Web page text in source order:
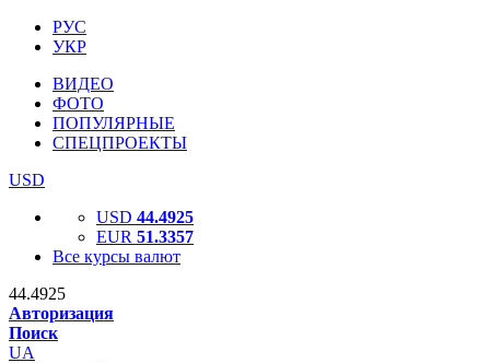
РУС
УКР
ВИДЕО
ФОТО
ПОПУЛЯРНЫЕ
СПЕЦПРОЕКТЫ
USD
USD 44.4925
EUR 51.3357
Все курсы валют
44.4925
Авторизация
Поиск
UA